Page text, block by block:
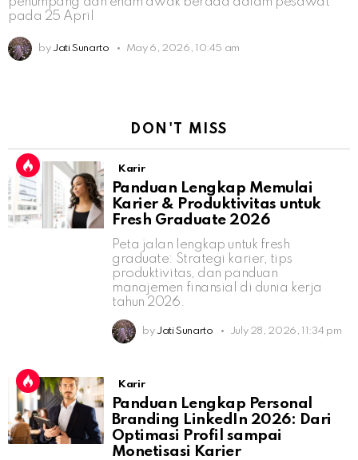
pada 25 April
by Jati Sunarto May 6, 2026, 10:45 am
DON'T MISS
Karir
Panduan Lengkap Memulai
Karier & Produktivitas untuk
Fresh Graduate 2026
Peta jalan lengkap untuk fresh
graduate: Strategi karier, tips
produktivitas, dan panduan
manajemen finansial di dunia kerja
tahun 2026.
by Jati Sunarto July 28, 2026, 11:34 pm
Karir
Panduan Lengkap Personal
Branding LinkedIn 2026: Dari
Optimasi Profil sampai
Monetisasi Karier